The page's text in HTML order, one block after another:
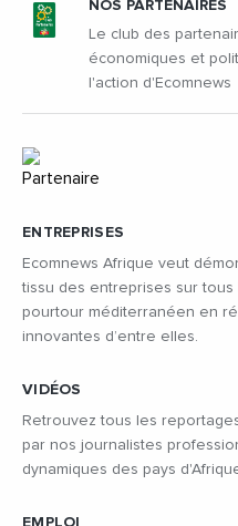
ENTREPRISES
Ecomnews Afrique veut
tissu des entreprises sur tous
pourtour méditerranéen en
innovantes d’entre elles.
VIDÉOS
Retrouvez tous les
par nos journalistes
dynamiques des pays
EMPLOI
NOS PARTENAIRES
Le club des
économiques et
l'action d'Ecomnews